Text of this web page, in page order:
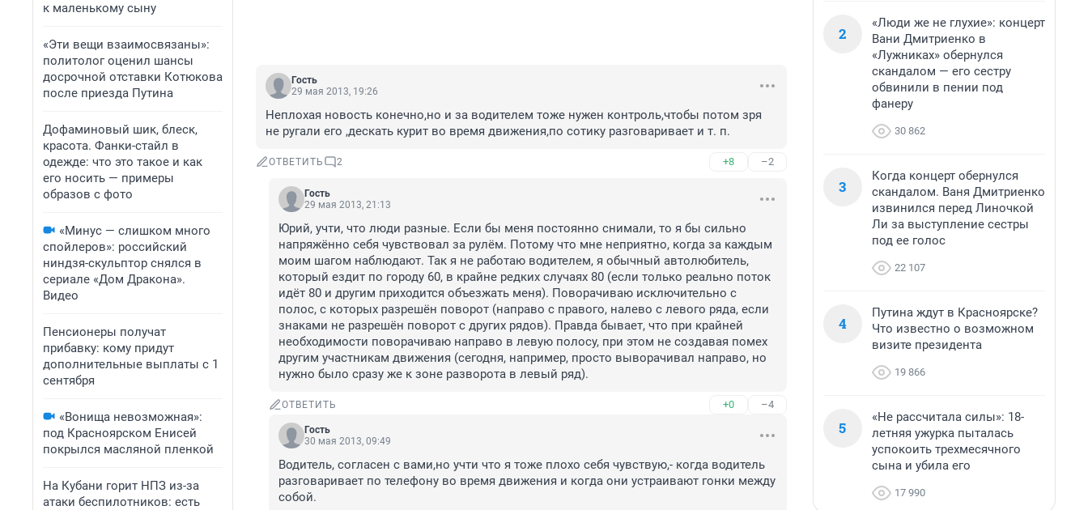
к маленькому сыну
«Эти вещи взаимосвязаны»:
политолог оценил шансы
досрочной отставки Котюкова
после приезда Путина
Дофаминовый шик, блеск,
красота. Фанки-стайл в
одежде: что это такое и как
его носить — примеры
образов с фото
«Минус — слишком много
спойлеров»: российский
ниндзя-скульптор снялся в
сериале «Дом Дракона».
Видео
Пенсионеры получат
прибавку: кому придут
дополнительные выплаты с 1
сентября
«Вонища невозможная»:
под Красноярском Енисей
покрылся масляной пленкой
На Кубани горит НПЗ из-за
атаки беспилотников: есть
Гость
29 мая 2013, 19:26
Неплохая новость конечно,но и за водителем тоже нужен контроль,чтобы потом зря
не ругали его ,дескать курит во время движения,по сотику разговаривает и т. п.
ОТВЕТИТЬ 2 +8 –2
Гость
29 мая 2013, 21:13
Юрий, учти, что люди разные. Если бы меня постоянно снимали, то я бы сильно
напряжённо себя чувствовал за рулём. Потому что мне неприятно, когда за каждым
моим шагом наблюдают. Так я не работаю водителем, я обычный автолюбитель,
который ездит по городу 60, в крайне редких случаях 80 (если только реально поток
идёт 80 и другим приходится объезжать меня). Поворачиваю исключительно с
полос, с которых разрешён поворот (направо с правого, налево с левого ряда, если
знаками не разрешён поворот с других рядов). Правда бывает, что при крайней
необходимости поворачиваю направо в левую полосу, при этом не создавая помех
другим участникам движения (сегодня, например, просто выворачивал направо, но
нужно было сразу же к зоне разворота в левый ряд).
ОТВЕТИТЬ +0 –4
Гость
30 мая 2013, 09:49
Водитель, согласен с вами,но учти что я тоже плохо себя чувствую,- когда водитель
разговаривает по телефону во время движения и когда они устраивают гонки между
собой.
2
«Люди же не глухие»: концерт
Вани Дмитриенко в
«Лужниках» обернулся
скандалом — его сестру
обвинили в пении под
фанеру
30 862
3
Когда концерт обернулся
скандалом. Ваня Дмитриенко
извинился перед Линочкой
Ли за выступление сестры
под ее голос
22 107
4
Путина ждут в Красноярске?
Что известно о возможном
визите президента
19 866
5
«Не рассчитала силы»: 18-
летняя ужурка пыталась
успокоить трехмесячного
сына и убила его
17 990